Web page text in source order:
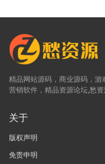
精品网站源码，商业源码，游
营销软件，精品资源论坛,愁
关于
版权声明
免责申明